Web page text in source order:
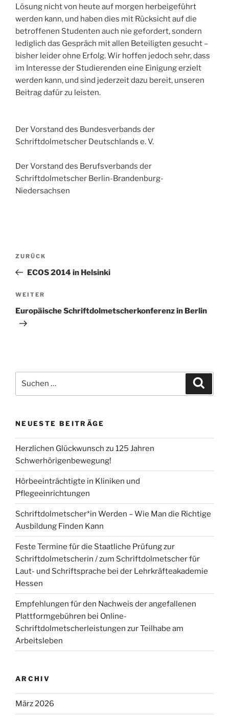
Lösung nicht von heute auf morgen herbeigeführt
werden kann, und haben dies mit Rücksicht auf die
betroffenen Studenten auch nie gefordert, sondern
lediglich das Gespräch mit allen Beteiligten gesucht –
bisher leider ohne Erfolg. Wir hoffen jedoch sehr, dass
im Interesse der Studierenden eine Einigung erzielt
werden kann, und sind jederzeit dazu bereit, unseren
Beitrag dafür zu leisten.
Der Vorstand des Bundesverbands der
Schriftdolmetscher Deutschlands e. V.
Der Vorstand des Berufsverbands der
Schriftdolmetscher Berlin-Brandenburg-
Niedersachsen
Beitragsnavigation
Vorheriger
Beitrag
ZURÜCK
ECOS 2014 in Helsinki
Nächster
Beitrag
WEITER
Europäische Schriftdolmetscherkonferenz in Berlin
nach:
NEUESTE BEITRÄGE
Herzlichen Glückwunsch zu 125 Jahren
Schwerhörigenbewegung!
Hörbeeinträchtigte in Kliniken und
Pflegeeinrichtungen
Schriftdolmetscher*in Werden – Wie Man die Richtige
Ausbildung Finden Kann
Feste Termine für die Staatliche Prüfung zur
Schriftdolmetscherin / zum Schriftdolmetscher für
Laut- und Schriftsprache bei der Lehrkräfteakademie
Hessen
Empfehlungen für den Nachweis der angefallenen
Plattformgebühren bei Online-
Schriftdolmetscherleistungen zur Teilhabe am
Arbeitsleben
ARCHIV
März 2026